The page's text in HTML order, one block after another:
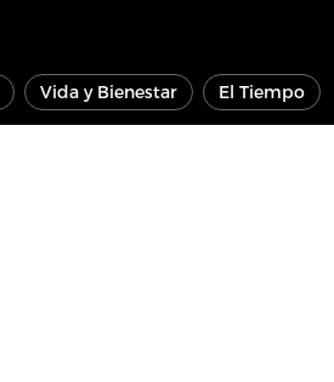
Vida y Bienestar El Tiempo